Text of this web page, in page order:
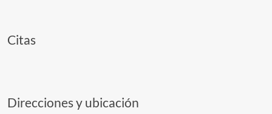
Citas
Direcciones y ubicación